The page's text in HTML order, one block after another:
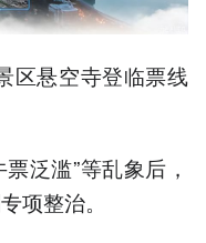
区悬空寺登临票线
泛滥”等乱象后，
项整治。